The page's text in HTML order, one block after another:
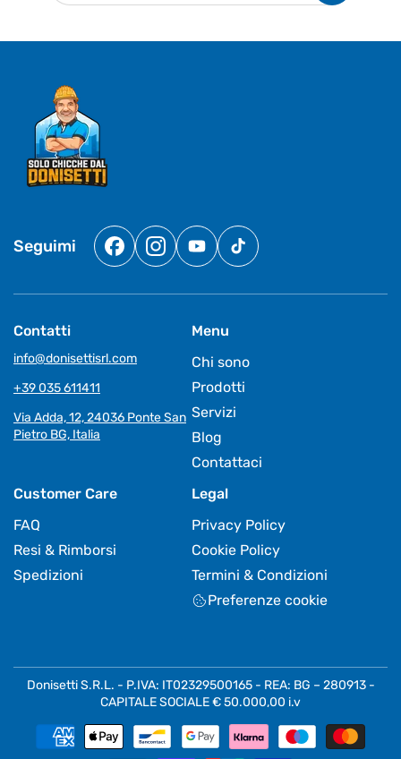
Seguimi
FacebookInstagram
YouTubeTikTok
Contatti
info@donisettisrl.com
+39 035 611411
Via Adda, 12, 24036 Ponte San
Pietro BG, Italia
Menu
Chi sono
Prodotti
Servizi
Blog
Contattaci
Customer Care
FAQ
Resi & Rimborsi
Spedizioni
Legal
Privacy Policy
Cookie Policy
Termini & Condizioni
Preferenze cookie
Donisetti S.R.L. - P.IVA: IT02329500165 - REA: BG – 280913 -
CAPITALE SOCIALE € 50.000,00 i.v
Metodi